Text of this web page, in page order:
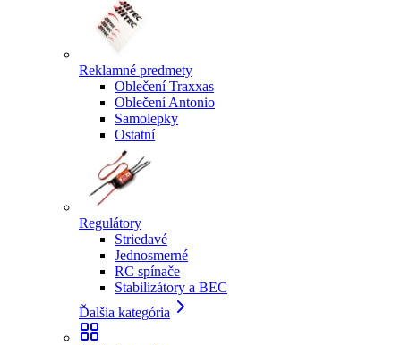
Reklamné predmety
Oblečení Traxxas
Oblečení Antonio
Samolepky
Ostatní
Regulátory
Striedavé
Jednosmerné
RC spínače
Stabilizátory a BEC
Ďalšia kategória